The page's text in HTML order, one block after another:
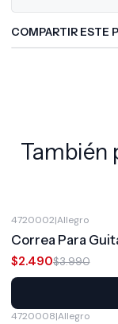
COMPARTIR ESTE
También
4720002|Allegro
Correa Para
$2.490$3.990
4720008|Allegro